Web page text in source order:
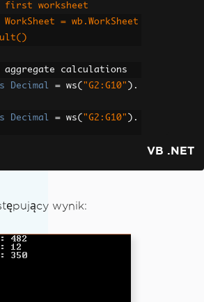
first worksheet
aggregate calculations
Decimal = ws( "G2:G10" ).
Decimal = ws( "G2:G10" ).
VB .NET
wynik: